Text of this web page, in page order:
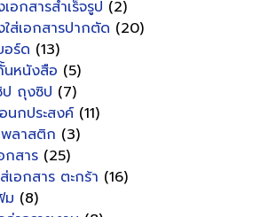
อกสารสำเร็จรูป (2)
ส่เอกสารปากตัด (20)
ร์ด (13)
นหนังสือ (5)
ถุงซิป (7)
นกประสงค์ (11)
ลาสติก (3)
กสาร (25)
เอกสาร ตะกร้า (16)
ม (8)